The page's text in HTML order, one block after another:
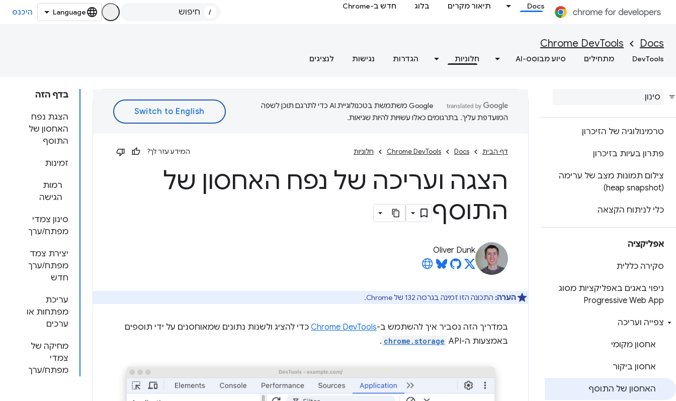
Docs תיאור מקרים בלוג חדש ב-Chrome
/ היכנס
Docs
Chrome DevTools
DevTools מתחילים סיוע מבוסס-AI חלוניות הגדרות נגישות לנציגים
Lighthouse
אופטימיזציה למהירות
טרמינולוגיה של הזיכרון
פתרון בעיות בזיכרון
צילום תמונות מצב של ערימה
(heap snapshot)
כלי לניתוח הקצאה
אפליקציה
סקירה כללית
ניפוי באגים באפליקציות מסוג
Progressive Web App
צפייה ועריכה
אחסון מקומי
אחסון ביקור
האחסון של התוסף
בדף הזה
הצגת נפח
האחסון של
התוסף
זמינות
רמות
הגישה
סינון צמדי
מפתח/ערך
יצירת צמד
מפתח/ערך
חדש
עריכת
מפתחות או
ערכים
מחיקה של
צמדי
מפתח/ערך
‫Google משתמשת בטכנולוגיית AI כדי לתרגם תוכן לשפה
המועדפת עליך. בתרגומים כאלו עשויות להיות שגיאות.
דף הבית Docs
Chrome DevTools חלוניות המידע עזר לך?
הצגה ועריכה של נפח האחסון של
התוסף
Oliver Dunk
הערה: התכונה הזו זמינה בגרסה 132 של Chrome.
במדריך הזה נסביר איך להשתמש ב-Chrome DevTools כדי להציג ולשנות נתונים שמאוחסנים על ידי תוספים
באמצעות ה-API
chrome.storage
.